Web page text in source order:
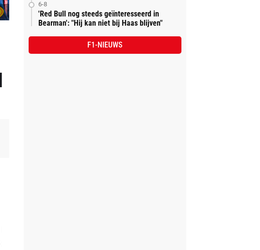
6-8
'Red Bull nog steeds geïnteresseerd in
Bearman': "Hij kan niet bij Haas blijven"
F1-NIEUWS